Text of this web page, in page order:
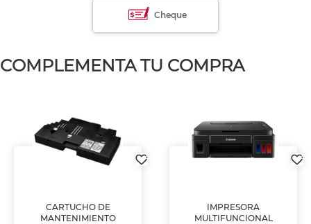
Cheque
COMPLEMENTA TU COMPRA
CARTUCHO DE
MANTENIMIENTO
IMPRESORA
MULTIFUNCIONAL